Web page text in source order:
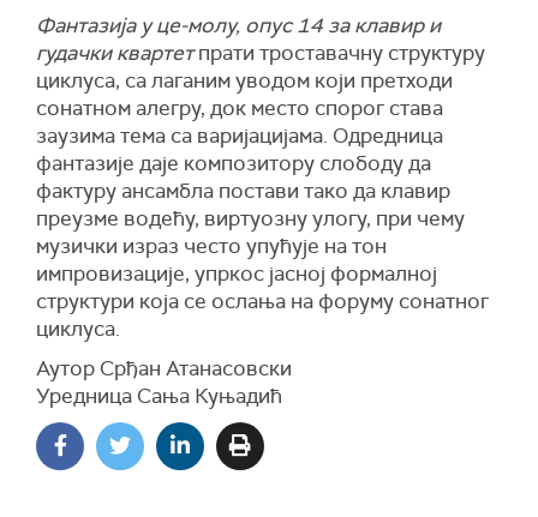
Фантазија у це-молу, опус 14 за клавир и
гудачки квартетпрати троставачну структуру
циклуса, са лаганим уводом који претходи
сонатном алегру, док место спорог става
заузима тема са варијацијама. Одредница
фантазије даје композитору слободу да
фактуру ансамбла постави тако да клавир
преузме водећу, виртуозну улогу, при чему
музички израз често упућује на тон
импровизације, упркос јасној формалној
структури која се ослања на форуму сонатног
циклуса.
Аутор Срђан Атанасовски
Уредница Сања Куњадић